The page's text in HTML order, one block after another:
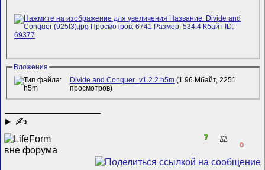
Вложения
Divide and Conquer_v1.2.2.h5m (1.96 Мбайт, 2251
просмотров)
✍
7 ⚖️
0